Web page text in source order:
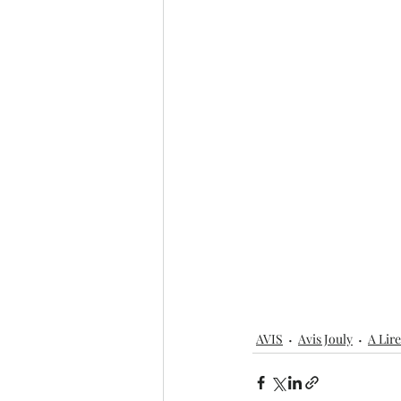
AVIS Avis Jouly A Lire